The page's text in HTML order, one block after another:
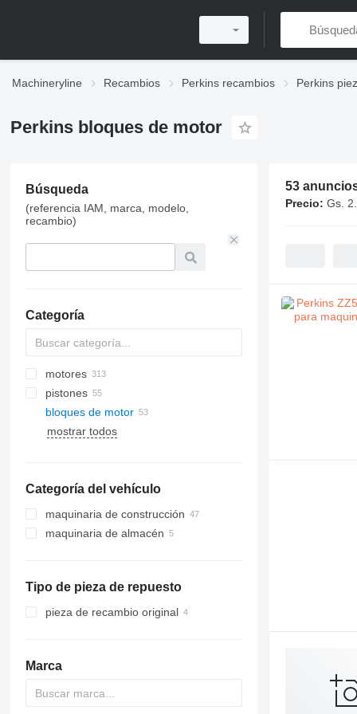
Machineryline Recambios Perkins recambios Perkins
Perkins bloques de motor
Búsqueda
(referencia IAM, marca, modelo,
recambio)
Categoría
motores
pistones
bloques de motor
mostrar todos
Categoría del vehículo
maquinaria de construcción
excavadoras
telescópicas
maquinaria de almacén
Tipo de pieza de repuesto
pieza de recambio original
Marca
53
Precio: Gs.